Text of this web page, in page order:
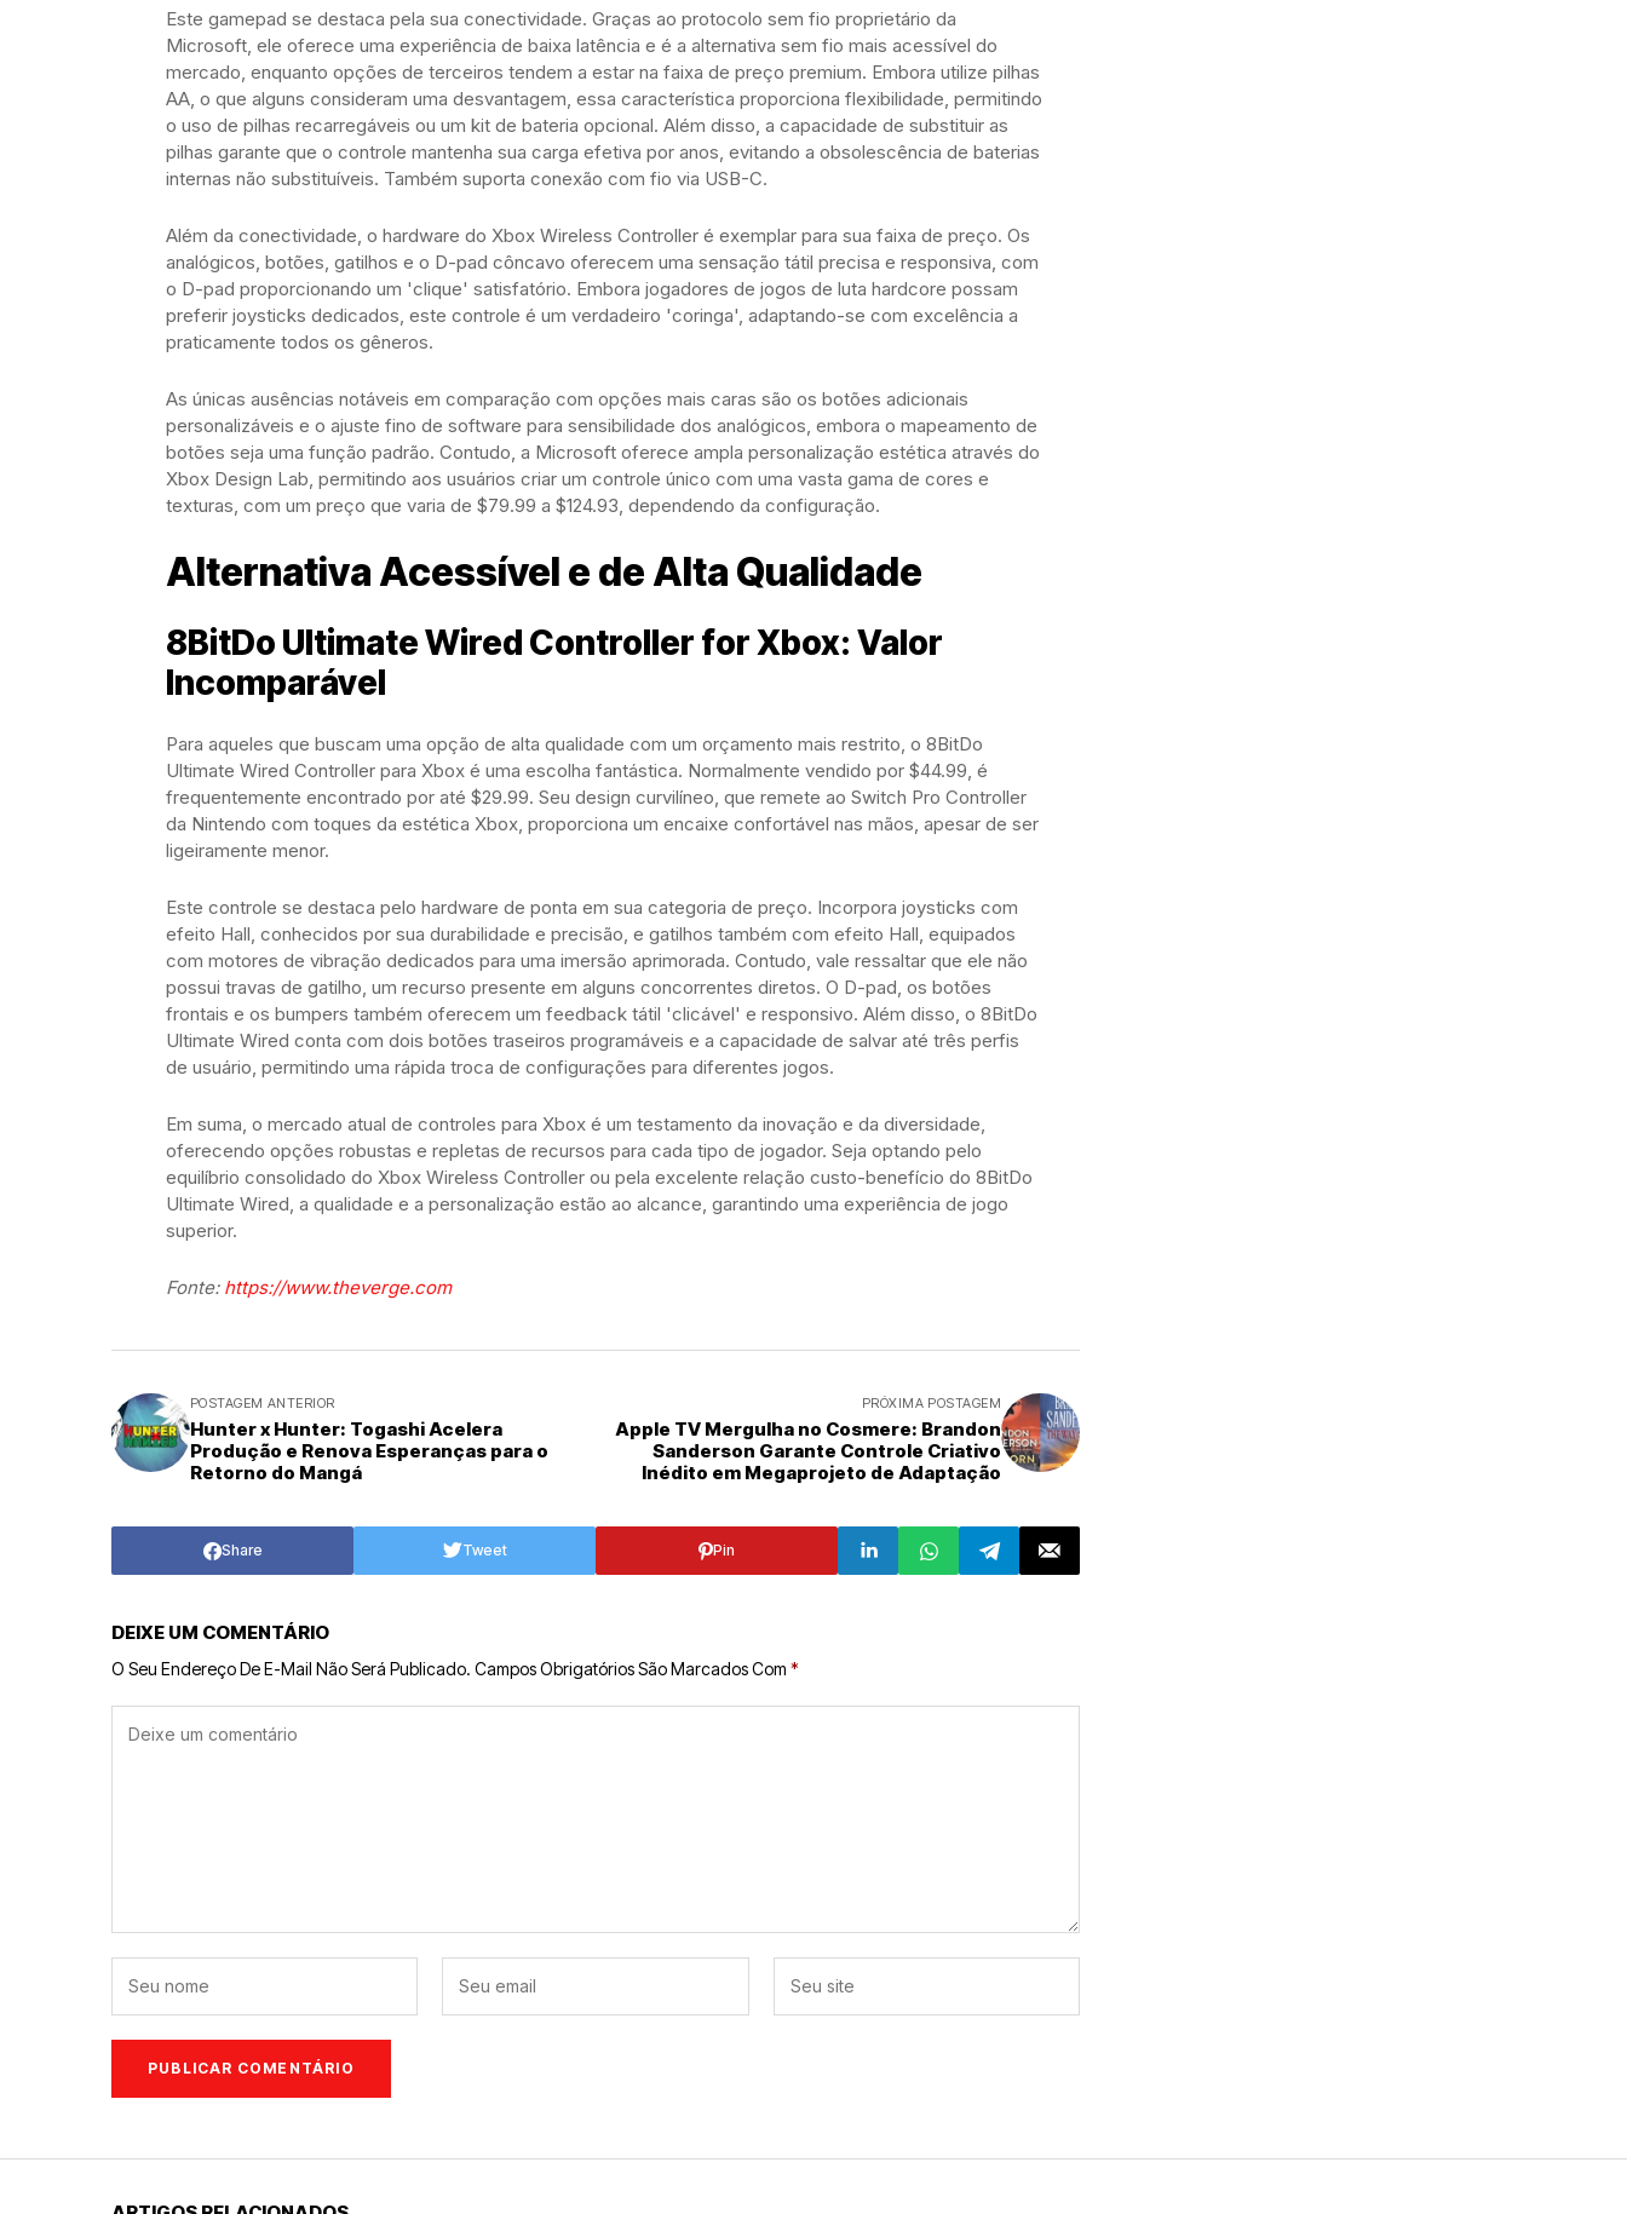
Este gamepad se destaca pela sua conectividade. Graças ao protocolo sem fio proprietário da
Microsoft, ele oferece uma experiência de baixa latência e é a alternativa sem fio mais acessível do
mercado, enquanto opções de terceiros tendem a estar na faixa de preço premium. Embora utilize pilhas
AA, o que alguns consideram uma desvantagem, essa característica proporciona flexibilidade, permitindo
o uso de pilhas recarregáveis ou um kit de bateria opcional. Além disso, a capacidade de substituir as
pilhas garante que o controle mantenha sua carga efetiva por anos, evitando a obsolescência de baterias
internas não substituíveis. Também suporta conexão com fio via USB-C.
Além da conectividade, o hardware do Xbox Wireless Controller é exemplar para sua faixa de preço. Os
analógicos, botões, gatilhos e o D-pad côncavo oferecem uma sensação tátil precisa e responsiva, com
o D-pad proporcionando um 'clique' satisfatório. Embora jogadores de jogos de luta hardcore possam
preferir joysticks dedicados, este controle é um verdadeiro 'coringa', adaptando-se com excelência a
praticamente todos os gêneros.
As únicas ausências notáveis em comparação com opções mais caras são os botões adicionais
personalizáveis e o ajuste fino de software para sensibilidade dos analógicos, embora o mapeamento de
botões seja uma função padrão. Contudo, a Microsoft oferece ampla personalização estética através do
Xbox Design Lab, permitindo aos usuários criar um controle único com uma vasta gama de cores e
texturas, com um preço que varia de $79.99 a $124.93, dependendo da configuração.
Alternativa Acessível e de Alta Qualidade
8BitDo Ultimate Wired Controller for Xbox: Valor
Incomparável
Para aqueles que buscam uma opção de alta qualidade com um orçamento mais restrito, o 8BitDo
Ultimate Wired Controller para Xbox é uma escolha fantástica. Normalmente vendido por $44.99, é
frequentemente encontrado por até $29.99. Seu design curvilíneo, que remete ao Switch Pro Controller
da Nintendo com toques da estética Xbox, proporciona um encaixe confortável nas mãos, apesar de ser
ligeiramente menor.
Este controle se destaca pelo hardware de ponta em sua categoria de preço. Incorpora joysticks com
efeito Hall, conhecidos por sua durabilidade e precisão, e gatilhos também com efeito Hall, equipados
com motores de vibração dedicados para uma imersão aprimorada. Contudo, vale ressaltar que ele não
possui travas de gatilho, um recurso presente em alguns concorrentes diretos. O D-pad, os botões
frontais e os bumpers também oferecem um feedback tátil 'clicável' e responsivo. Além disso, o 8BitDo
Ultimate Wired conta com dois botões traseiros programáveis e a capacidade de salvar até três perfis
de usuário, permitindo uma rápida troca de configurações para diferentes jogos.
Em suma, o mercado atual de controles para Xbox é um testamento da inovação e da diversidade,
oferecendo opções robustas e repletas de recursos para cada tipo de jogador. Seja optando pelo
equilíbrio consolidado do Xbox Wireless Controller ou pela excelente relação custo-benefício do 8BitDo
Ultimate Wired, a qualidade e a personalização estão ao alcance, garantindo uma experiência de jogo
superior.
Fonte: https://www.theverge.com
POSTAGEM ANTERIOR
Hunter x Hunter: Togashi Acelera
Produção e Renova Esperanças para o
Retorno do Mangá
PRÓXIMA POSTAGEM
Apple TV Mergulha no Cosmere: Brandon
Sanderson Garante Controle Criativo
Inédito em Megaprojeto de Adaptação
Share Tweet Pin
DEIXE UM COMENTÁRIO
O Seu Endereço De E-Mail Não Será Publicado. Campos Obrigatórios São Marcados Com *